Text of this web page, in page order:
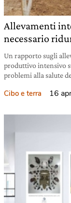
Allevamenti
necessario
Un rapporto sugli
produttivo intensivo
problemi alla salute
Cibo e terra 16